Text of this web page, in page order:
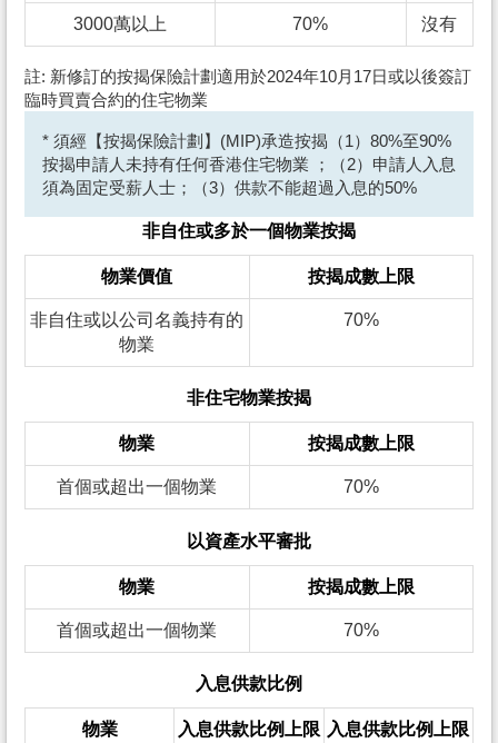
3000萬以上 70% 沒有
註: 新修訂的按揭保險計劃適用於2024年10月17日或以後簽訂
臨時買賣合約的住宅物業
* 須經【按揭保險計劃】(MIP)承造按揭（1）80%至90%
按揭申請人未持有任何香港住宅物業 ；（2）申請人入息
須為固定受薪人士；（3）供款不能超過入息的50%
非自住或多於一個物業按揭
物業價值 按揭成數上限
非自住或以公司名義持有的
物業
70%
非住宅物業按揭
物業 按揭成數上限
首個或超出一個物業 70%
以資產水平審批
物業 按揭成數上限
首個或超出一個物業 70%
入息供款比例
物業
入息供款比例上限 入息供款比例上限